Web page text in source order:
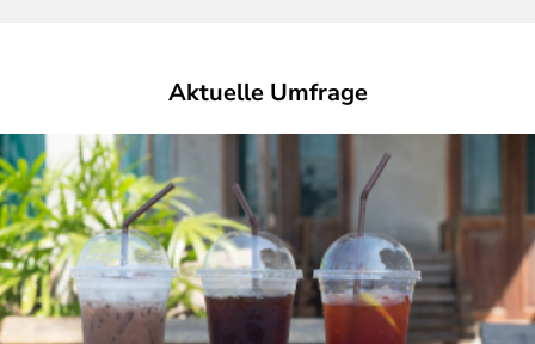
Aktuelle Umfrage